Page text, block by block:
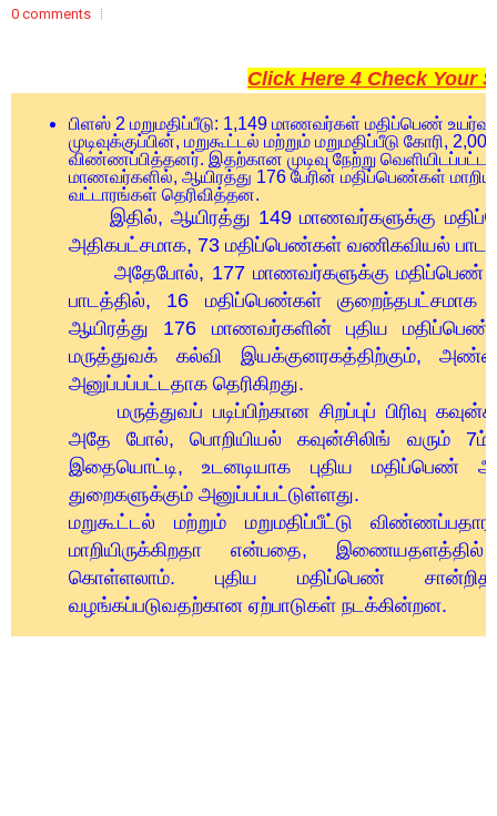
0 comments
Click Here 4 Check Your
பிளஸ் 2 மறுமதிப்பீடு: 1,149 மாணவர்கள் மதிப்பெண் உயர்வு:
முடிவுக்குப்பின், மறுகூட்டல் மற்றும் மறுமதிப்பீடு கோரி,
விண்ணப்பித்தனர். இதற்கான முடிவு நேற்று
மாணவர்களில், ஆயிரத்து 176 பேரின் மதிப்பெண்கள்
வட்டாரங்கள் தெரிவித்தன.
இதில், ஆயிரத்து 149 மாணவர்களுக்கு
அதிகபட்சமாக, 73 மதிப்பெண்கள் வணிகவியல்
அதேபோல், 177 மாணவர்களுக்கு மதிப்பெண்
பாடத்தில், 16 மதிப்பெண்கள் குறைந்தபட்சமாக
ஆயிரத்து 176 மாணவர்களின் புதிய மதிப்பெண்
மருத்துவக் கல்வி இயக்குனரகத்திற்கும்,
அனுப்பப்பட்டதாக தெரிகிறது.
மருத்துவப் படிப்பிற்கான சிறப்புப் பிரிவு
அதே போல், பொறியியல் கவுன்சிலிங் வரும்
இதையொட்டி, உடனடியாக புதிய மதிப்பெண்
துறைகளுக்கும் அனுப்பப்பட்டுள்ளது.
மறுகூட்டல் மற்றும் மறுமதிப்பீட்டு
மாறியிருக்கிறதா என்பதை, இணையதளத்தில்
கொள்ளலாம். புதிய மதிப்பெண்
வழங்கப்படுவதற்கான ஏற்பாடுகள் நடக்கின்றன.